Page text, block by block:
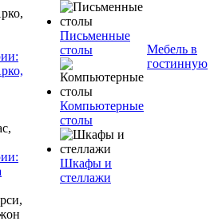
Письменные
столы
Компьютерные
столы
Шкафы и
стеллажи
Мебель в
гостинную